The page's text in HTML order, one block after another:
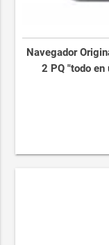
Navegador
2 PQ "todo en